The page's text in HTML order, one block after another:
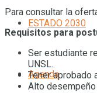
ESTADO 2030
Agenda
Para consultar la
Requisitos para
Ser estudiante
UNSL.
Tener aprobado
Alto